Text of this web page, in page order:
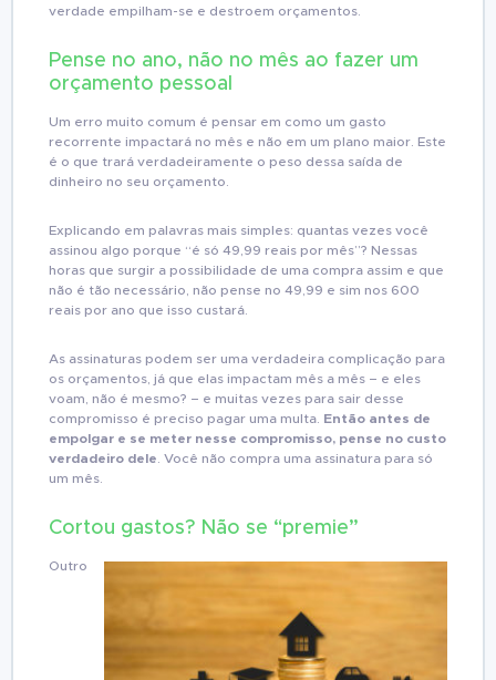
verdade empilham-se e destroem orçamentos.
Pense no ano, não no mês ao fazer um
orçamento pessoal
Um erro muito comum é pensar em como um gasto
recorrente impactará no mês e não em um plano maior. Este
é o que trará verdadeiramente o peso dessa saída de
dinheiro no seu orçamento.
Explicando em palavras mais simples: quantas vezes você
assinou algo porque “é só 49,99 reais por mês”? Nessas
horas que surgir a possibilidade de uma compra assim e que
não é tão necessário, não pense no 49,99 e sim nos 600
reais por ano que isso custará.
As assinaturas podem ser uma verdadeira complicação para
os orçamentos, já que elas impactam mês a mês – e eles
voam, não é mesmo? – e muitas vezes para sair desse
compromisso é preciso pagar uma multa. Então antes de
empolgar e se meter nesse compromisso, pense no custo
verdadeiro dele . Você não compra uma assinatura para só
um mês.
Cortou gastos? Não se “premie”
Outro